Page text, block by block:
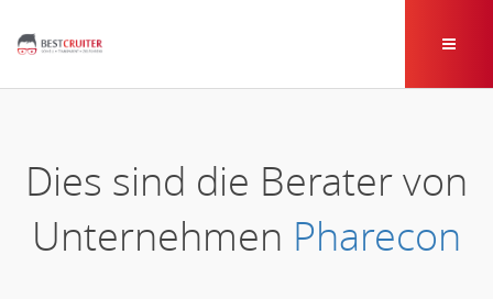
Dies sind die Berater von
Unternehmen Pharecon